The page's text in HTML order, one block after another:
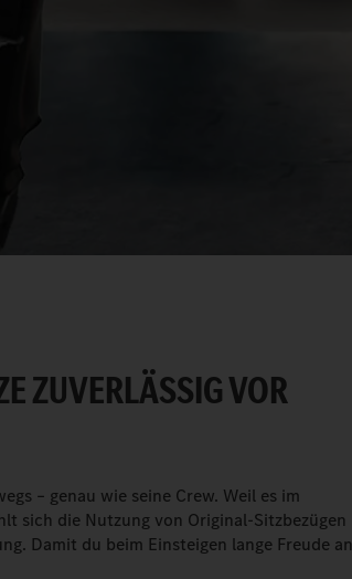
ZUVERLÄSSIG VOR
– genau wie seine Crew. Weil es im
sich die Nutzung von Original-Sitzbezügen
Damit du beim Einsteigen lange Freude an